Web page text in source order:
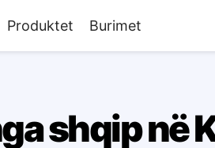
Produktet Burimet
shqip në